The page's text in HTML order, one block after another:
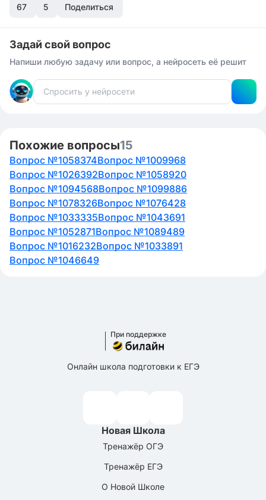
67 5 Поделиться
Задай свой вопрос
Напиши любую задачу или вопрос, а нейросеть её решит
Похожие вопросы15
Вопрос №1058374Вопрос №1009968
Вопрос №1026392Вопрос №1058920
Вопрос №1094568Вопрос №1099886
Вопрос №1078326Вопрос №1076428
Вопрос №1033335Вопрос №1043691
Вопрос №1052871Вопрос №1089489
Вопрос №1016232Вопрос №1033891
Вопрос №1046649
При поддержке
Онлайн школа подготовки к ЕГЭ
Новая Школа
Тренажёр ОГЭ
Тренажёр ЕГЭ
О Новой Школе